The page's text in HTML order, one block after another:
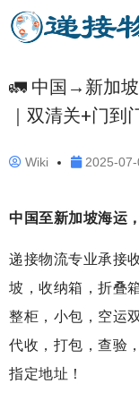
🚛 中国→新加
｜双清关+门到
Wiki 2025-07-
中国至新加坡海运
递接物流专业承接
坡，收纳箱，折叠
整柜，小包，空运
代收，打包，查验
指定地址！